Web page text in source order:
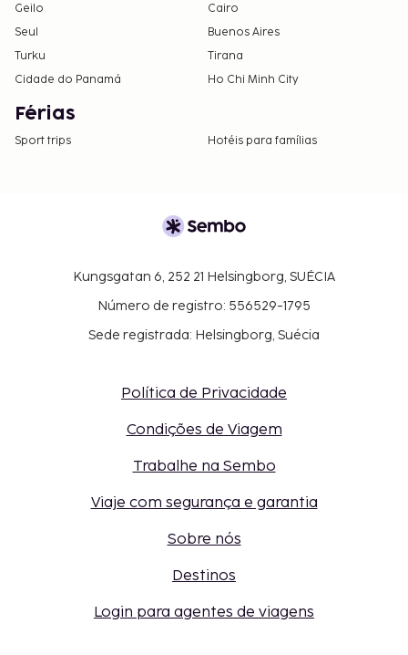
Geilo
Cairo
Seul
Buenos Aires
Turku
Tirana
Cidade do Panamá
Ho Chi Minh City
Férias
Sport trips Hotéis para famílias
Kungsgatan 6, 252 21 Helsingborg, SUÉCIA
Número de registro: 556529-1795
Sede registrada: Helsingborg, Suécia
Política de Privacidade
Condições de Viagem
Trabalhe na Sembo
Viaje com segurança e garantia
Sobre nós
Destinos
Login para agentes de viagens